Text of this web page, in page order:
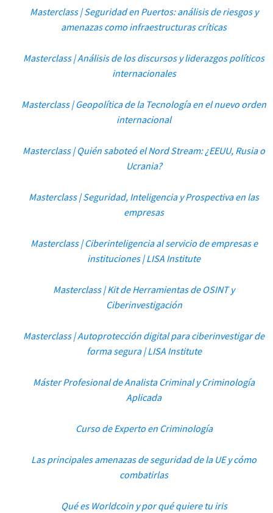
Masterclass | Seguridad en Puertos: análisis de riesgos y
amenazas como infraestructuras críticas
Masterclass | Análisis de los discursos y liderazgos políticos
internacionales
Masterclass | Geopolítica de la Tecnología en el nuevo orden
internacional
Masterclass | Quién saboteó el Nord Stream: ¿EEUU, Rusia o
Ucrania?
Masterclass | Seguridad, Inteligencia y Prospectiva en las
empresas
Masterclass | Ciberinteligencia al servicio de empresas e
instituciones | LISA Institute
Masterclass | Kit de Herramientas de OSINT y
Ciberinvestigación
Masterclass | Autoprotección digital para ciberinvestigar de
forma segura | LISA Institute
Máster Profesional de Analista Criminal y Criminología
Aplicada
Curso de Experto en Criminología
Las principales amenazas de seguridad de la UE y cómo
combatirlas
Qué es Worldcoin y por qué quiere tu iris